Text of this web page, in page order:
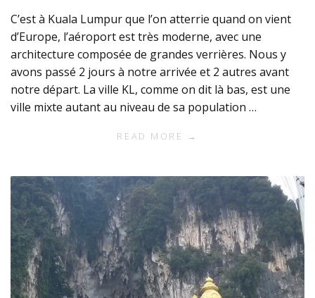
C’est à Kuala Lumpur que l’on atterrie quand on vient
d’Europe, l’aéroport est très moderne, avec une
architecture composée de grandes verrières. Nous y
avons passé 2 jours à notre arrivée et 2 autres avant
notre départ. La ville KL, comme on dit là bas, est une
ville mixte autant au niveau de sa population …
READ MORE →